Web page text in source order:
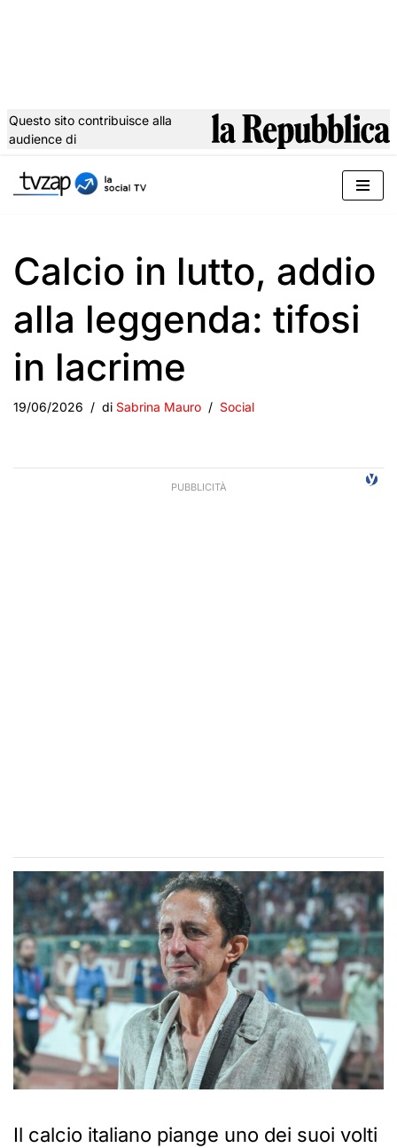
al
Questo sito contribuisce alla
audience di
Calcio in lutto, addio
alla leggenda: tifosi
in lacrime
19/06/2026 di Sabrina Mauro Social
Il calcio italiano piange uno dei suoi volti